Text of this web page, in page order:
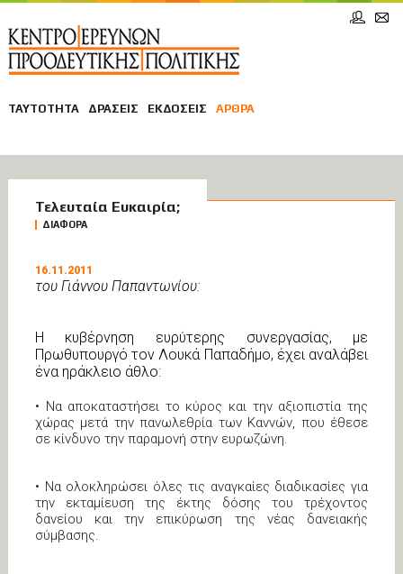
ΤΑΥΤΟΤΗΤΑ ΔΡΑΣΕΙΣ ΕΚΔΟΣΕΙΣ ΑΡΘΡΑ
ΑΡΘΡΑ
ΔΙΑΦΟΡΑ
16.11.2011
Τελευταία Ευκαιρία;
του Γιάννου Παπαντωνίου:
Η κυβέρνηση ευρύτερης συνεργασίας, με
Πρωθυπουργό τον Λουκά Παπαδήμο, έχει αναλάβει
ένα ηράκλειο άθλο:
• Να αποκαταστήσει το κύρος και την αξιοπιστία της
χώρας μετά την πανωλεθρία των Καννών, που έθεσε
σε κίνδυνο την παραμονή στην ευρωζώνη.
• Να ολοκληρώσει όλες τις αναγκαίες διαδικασίες για
την εκταμίευση της έκτης δόσης του τρέχοντος
δανείου και την επικύρωση της νέας δανειακής
σύμβασης.